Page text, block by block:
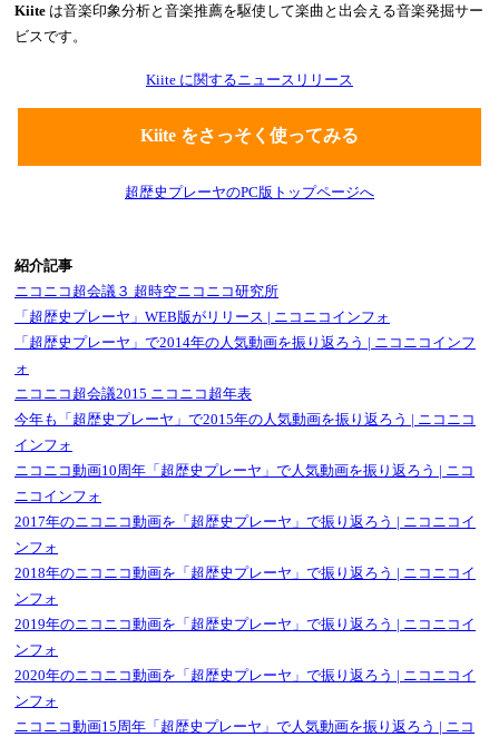
Kiite は音楽印象分析と音楽推薦を駆使して楽曲と出会える音楽発掘サー
ビスです。
Kiite に関するニュースリリース
Kiite をさっそく使ってみる
超歴史プレーヤのPC版トップページへ
紹介記事
ニコニコ超会議３ 超時空ニコニコ研究所
「超歴史プレーヤ」WEB版がリリース | ニコニコインフォ
「超歴史プレーヤ」で2014年の人気動画を振り返ろう | ニコニコインフ
ォ
ニコニコ超会議2015 ニコニコ超年表
今年も「超歴史プレーヤ」で2015年の人気動画を振り返ろう | ニコニコ
インフォ
ニコニコ動画10周年「超歴史プレーヤ」で人気動画を振り返ろう | ニコ
ニコインフォ
2017年のニコニコ動画を「超歴史プレーヤ」で振り返ろう | ニコニコイ
ンフォ
2018年のニコニコ動画を「超歴史プレーヤ」で振り返ろう | ニコニコイ
ンフォ
2019年のニコニコ動画を「超歴史プレーヤ」で振り返ろう | ニコニコイ
ンフォ
2020年のニコニコ動画を「超歴史プレーヤ」で振り返ろう | ニコニコイ
ンフォ
ニコニコ動画15周年「超歴史プレーヤ」で人気動画を振り返ろう | ニコ